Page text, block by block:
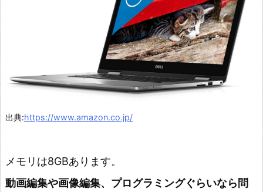
出典:https://www.amazon.co.jp/
メモリは8GBあります。
動画編集や画像編集、プログラミングぐらいなら問